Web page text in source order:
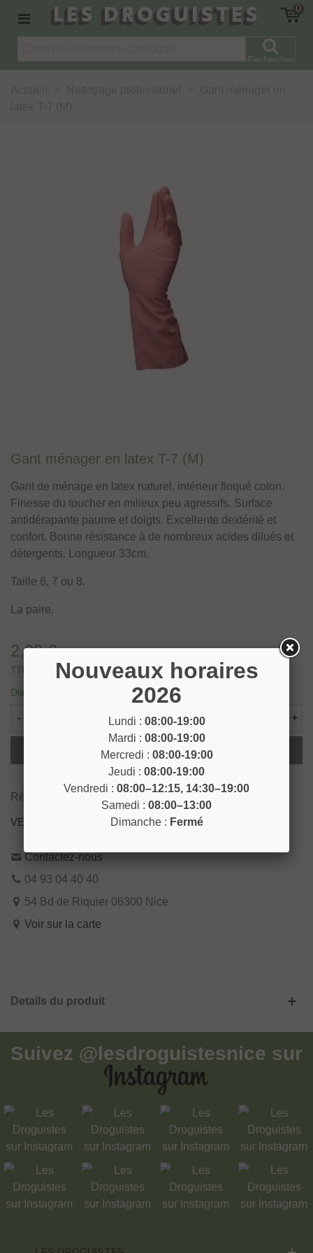
LES DROGUISTES 0
Rechercher
Gant ménager en latex T-7 (M)
Gant de ménage en latex naturel, intérieur floqué coton.
Finesse du toucher en milieux peu agressifs. Surface
antidérapante paume et doigts. Excellente dextérité et
confort. Bonne résistance à de nombreux acides dilués et
détergents. Longueur 33cm.
Taille 6, 7 ou 8.
La paire.
2,00 €
TTC
Disponible
- +
Ajouter Au Panier
Référence:
VENEZ NOUS RENCONTRER !
Contactez-nous
04 93 04 40 40
54 Bd de Riquier 06300 Nice
Voir sur la carte
Details du produit
Suivez @lesdroguistesnice sur
Nouveaux horaires
2026
Lundi : 08:00-19:00
Mardi : 08:00-19:00
Mercredi : 08:00-19:00
Jeudi : 08:00-19:00
Vendredi : 08:00–12:15, 14:30–19:00
Samedi : 08:00–13:00
Dimanche : Fermé